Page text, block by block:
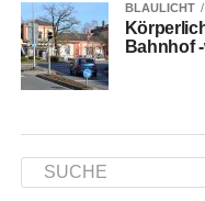
BLAULICHT
Bahn­hof